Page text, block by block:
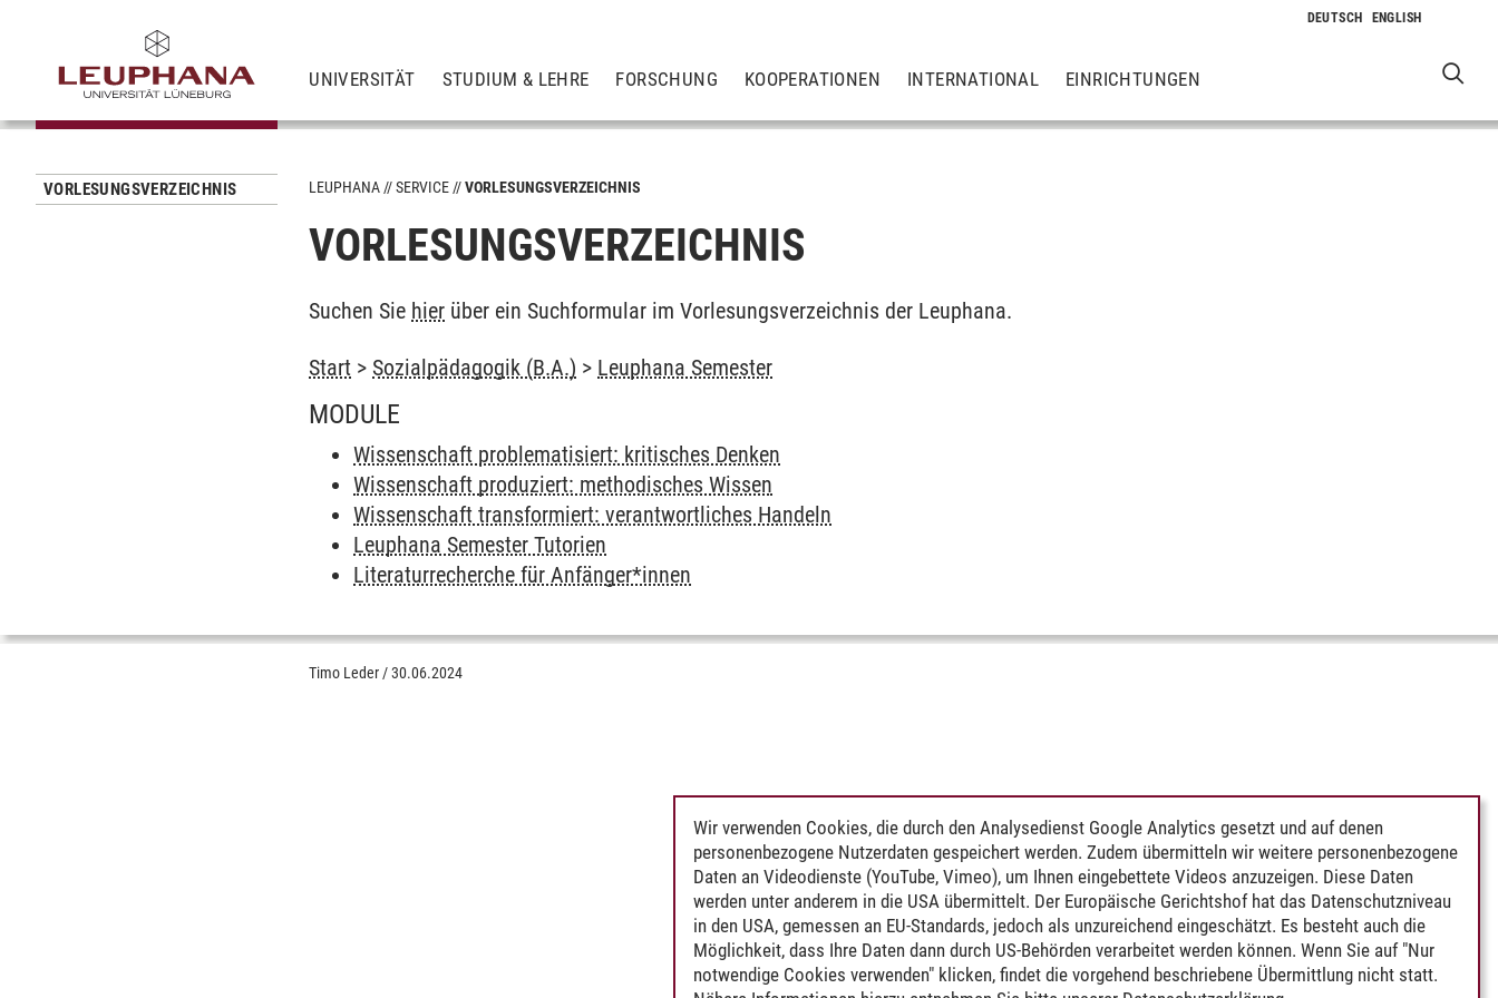
UNIVERSITÄT STUDIUM & LEHRE FORSCHUNG KOOPERATIONEN INTERNATIONAL EINRICHTUNGEN
VORLESUNGSVERZEICHNIS LEUPHANA SERVICE VORLESUNGSVERZEICHNIS
VORLESUNGSVERZEICHNIS
Suchen Sie hier über ein Suchformular im Vorlesungsverzeichnis der Leuphana.
Start > Sozialpädagogik (B.A.) > Leuphana Semester
MODULE
Wissenschaft problematisiert: kritisches Denken
Wissenschaft produziert: methodisches Wissen
Wissenschaft transformiert: verantwortliches Handeln
Leuphana Semester Tutorien
Literaturrecherche für Anfänger*innen
Timo Leder /30.06.2024
Wir verwenden Cookies, die durch den Analysedienst Google Analytics gesetzt und auf denen
personenbezogene Nutzerdaten gespeichert werden. Zudem übermitteln wir weitere personenbezogene
Daten an Videodienste (YouTube, Vimeo), um Ihnen eingebettete Videos anzuzeigen. Diese Daten
werden unter anderem in die USA übermittelt. Der Europäische Gerichtshof hat das Datenschutzniveau
in den USA, gemessen an EU-Standards, jedoch als unzureichend eingeschätzt. Es besteht auch die
Möglichkeit, dass Ihre Daten dann durch US-Behörden verarbeitet werden können. Wenn Sie auf "Nur
notwendige Cookies verwenden" klicken, findet die vorgehend beschriebene Übermittlung nicht statt.